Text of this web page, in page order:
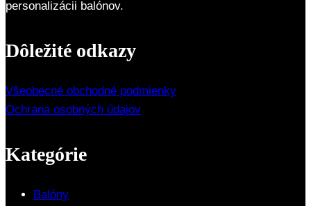
personalizácii balónov.
Dôležité odkazy
Všeobecné obchodné podmienky
Ochrana osobných údajov
Kategórie
Balóny